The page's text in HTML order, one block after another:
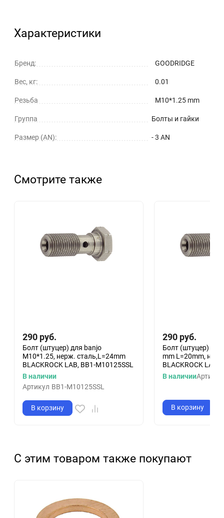
Характеристики
Бренд: GOODRIDGE
Вес, кг: 0.01
Резьба M10*1.25 mm
Группа Болты и гайки
Размер (AN): - 3 AN
Смотрите также
290 руб.
Болт (штуцер) для banjo
M10*1.25, нерж. сталь,L=24mm
BLACKROCK LAB, BB1-M10125SSL
В наличии
Артикул BB1-M10125SSL
В корзину
290 руб.
Болт (штуцер)
mm L=20mm,
BLACKROCK LAB
В наличииАртикул
В корзину
С этим товаром также покупают